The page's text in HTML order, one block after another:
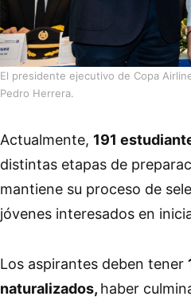
El presidente ejecutivo de Copa
Pedro Herrera.
Actualmente, 191
distintas etapas de
mantiene su proceso de
jóvenes interesados en
Los aspirantes deben tener
naturalizados, haber